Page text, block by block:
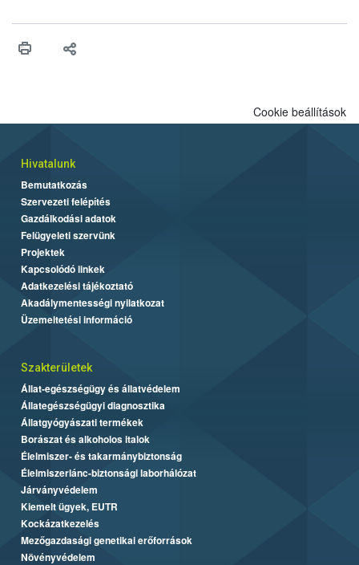
érésű szőlőkben is legyen lehetőség a károsító elleni további
felhasználók számára is elérhető és ökológiai termesztésben is
Cookie beállítások
Hivatalunk
Bemutatkozás
Szervezeti felépítés
Gazdálkodási adatok
Felügyeleti szervünk
Projektek
Kapcsolódó linkek
Adatkezelési tájékoztató
Akadálymentességi nyilatkozat
Üzemeltetési információ
Szakterületek
Állat-egészségügy és állatvédelem
Állategészségügyi diagnosztika
Állatgyógyászati termékek
Borászat és alkoholos italok
Élelmiszer- és takarmánybiztonság
Élelmiszerlánc-biztonsági laborhálózat
Járványvédelem
Kiemelt ügyek, EUTR
Kockázatkezelés
Mezőgazdasági genetikai erőforrások
Növényvédelem